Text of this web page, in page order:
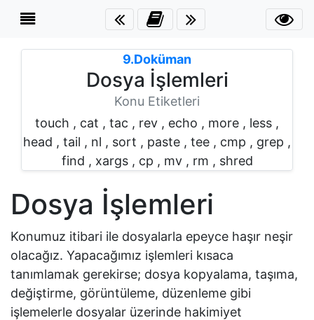
İçerik
Dosya
İşlemleri
cat
tac
rev
9.Doküman
Dosya İşlemleri
Konu Etiketleri
touch , cat , tac , rev , echo , more , less ,
head , tail , nl , sort , paste , tee , cmp , grep ,
find , xargs , cp , mv , rm , shred
Dosya İşlemleri
Konumuz itibari ile dosyalarla epeyce haşır neşir
olacağız. Yapacağımız işlemleri kısaca
tanımlamak gerekirse; dosya kopyalama, taşıma,
değiştirme, görüntüleme, düzenleme gibi
işlemelerle dosyalar üzerinde hakimiyet